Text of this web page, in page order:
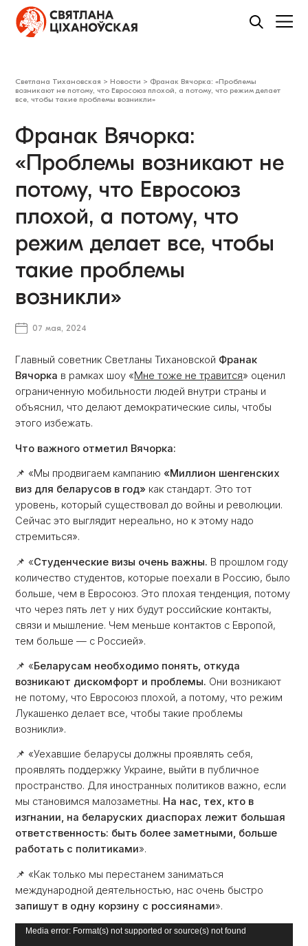
Светлана Тихановская > Новости > Франак Вячорка: «Проблемы
возникают не потому, что Евросоюз плохой, а потому, что режим делает
все, чтобы такие проблемы возникли»
Франак Вячорка:
«Проблемы возникают не
потому, что Евросоюз
плохой, а потому, что
режим делает все, чтобы
такие проблемы
возникли»
07 мая, 2024
Главный советник Светланы Тихановской Франак
Вячорка в рамках шоу «Мне тоже не травится» оценил
ограниченную мобильности людей внутри страны и
объяснил, что делают демократические силы, чтобы
этого избежать.
Что важного отметил Вячорка:
📌 «Мы продвигаем кампанию«Миллион шенгенских
виз для беларусов в год» как стандарт. Это тот
уровень, который существовал до войны и революции.
Сейчас это выглядит нереально, но к этому надо
стремиться».
📌 «Студенческие визы очень важны. В прошлом году
количество студентов, которые поехали в Россию, было
больше, чем в Евросоюз. Это плохая тенденция, потому
что через пять лет у них будут российские контакты,
связи и мышление. Чем меньше контактов с Европой,
тем больше — с Россией».
📌 «Беларусам необходимо понять, откуда
возникают дискомфорт и проблемы. Они возникают
не потому, что Евросоюз плохой, а потому, что режим
Лукашенко делает все, чтобы такие проблемы
возникли».
📌 «Уехавшие беларусы должны проявлять себя,
проявлять поддержку Украине, выйти в публичное
пространство. Для иностранных политиков важно, если
мы становимся малозаметны. На нас, тех, кто в
изгнании, на беларуских диаспорах лежит большая
ответственность: быть более заметными, больше
работать с политиками».
📌 «Как только мы перестанем заниматься
международной деятельностью, нас очень быстро
запишут в одну корзину с россиянами».
Видеоплеер
Media error: Format(s) not supported or source(s) not found